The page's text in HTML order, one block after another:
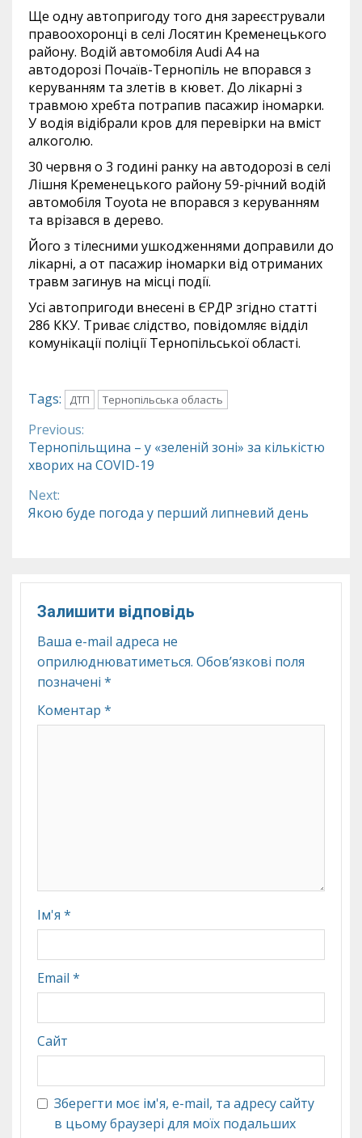
Ще одну автопригоду того дня зареєстрували
правоохоронці в селі Лосятин Кременецького
району. Водій автомобіля Audi A4 на
автодорозі Почаїв-Тернопіль не впорався з
керуванням та злетів в кювет. До лікарні з
травмою хребта потрапив пасажир іномарки.
У водія відібрали кров для перевірки на вміст
алкоголю.
30 червня о 3 годині ранку на автодорозі в селі
Лішня Кременецького району 59-річний водій
автомобіля Toyota не впорався з керуванням
та врізався в дерево.
Його з тілесними ушкодженнями доправили до
лікарні, а от пасажир іномарки від отриманих
травм загинув на місці події.
Усі автопригоди внесені в ЄРДР згідно статті
286 ККУ. Триває слідство, повідомляє відділ
комунікації поліції Тернопільської області.
Tags: ДТП Тернопільська область
Continue
Reading
Previous:
Тернопільщина – у «зеленій зоні» за кількістю
хворих на COVID-19
Next:
Якою буде погода у перший липневий день
Залишити відповідь
Ваша e-mail адреса не
оприлюднюватиметься. Обов’язкові поля
позначені *
Коментар *
Ім'я *
Email *
Сайт
Зберегти моє ім'я, e-mail, та адресу сайту
в цьому браузері для моїх подальших